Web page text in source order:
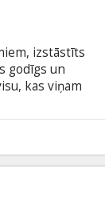
izstāstīts
godīgs un
kas viņam
ievieš
prasa augstu